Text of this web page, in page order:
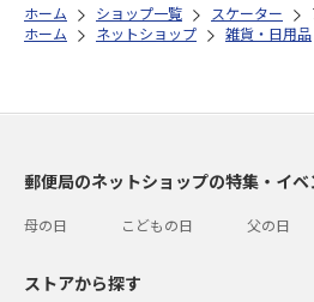
ホーム ショップ一覧 スケーター
ホーム
ネットショップ 雑貨・日用品
郵便局のネットショップの特集・イベ
母の日 こどもの日 父の日
ストアから探す